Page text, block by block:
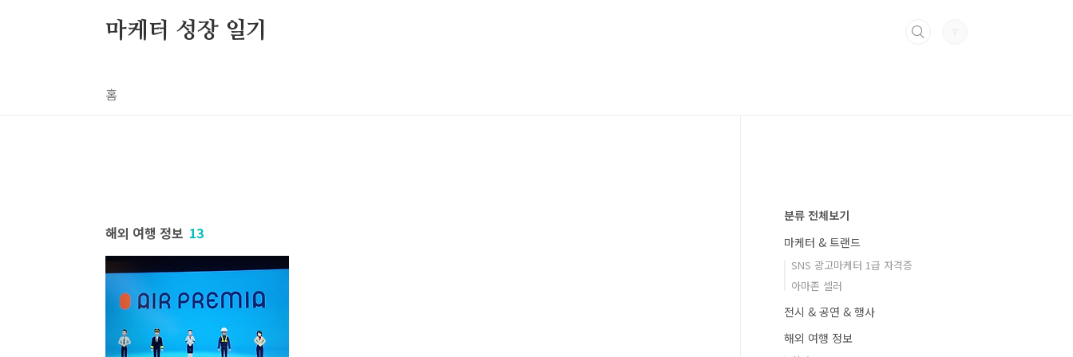
마케터 성장 일기
홈
해외 여행 정보 13
분류 전체보기
마케터 & 트랜드
SNS 광고마케터 1급 자격증
아마존 셀러
전시 & 공연 & 행사
해외 여행 정보